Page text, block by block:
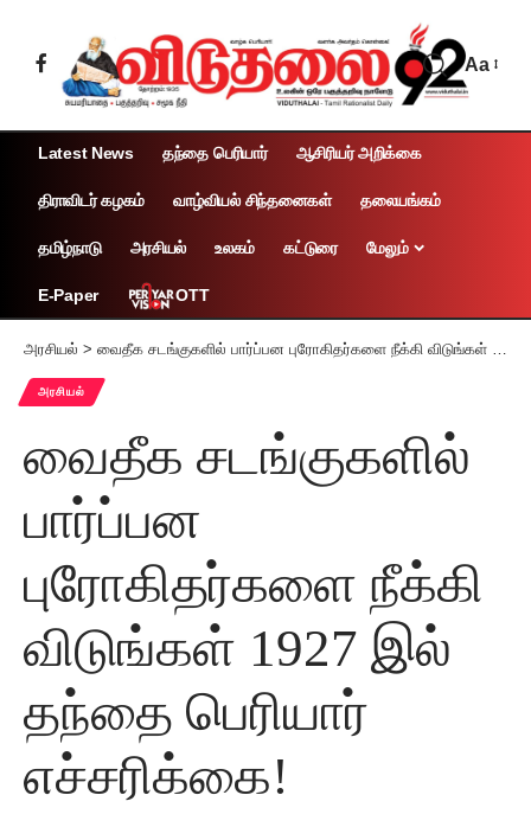
Aa
Latest News தந்தை பெரியார் ஆசிரியர் அறிக்கை
திராவிடர் கழகம் வாழ்வியல் சிந்தனைகள் தலையங்கம்
தமிழ்நாடு அரசியல் உலகம் கட்டுரை மேலும்
E-Paper OTT
அரசியல் > வைதீக சடங்குகளில் பார்ப்பன புரோகிதர்களை நீக்கி விடுங்கள் 1927 இல் தந்தை பெரியார் எச்சரிக்கை!
அரசியல்
வைதீக சடங்குகளில்
பார்ப்பன
புரோகிதர்களை நீக்கி
விடுங்கள் 1927 இல்
தந்தை பெரியார்
எச்சரிக்கை!